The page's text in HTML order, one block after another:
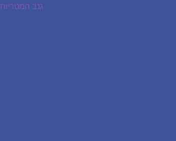
הפוסט
גנב המטריות